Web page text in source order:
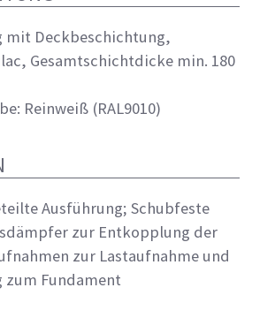
mit Deckbeschichtung,
Gesamtschichtdicke min. 180
Reinweiß (RAL9010)
Ausführung; Schubfeste
zur Entkopplung der
zur Lastaufnahme und
zum Fundament